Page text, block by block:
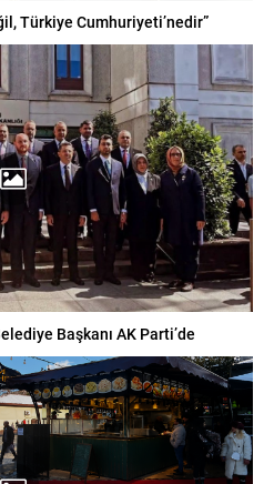
Türkiye Cumhuriyeti’nedir”
Başkanı AK Parti’de